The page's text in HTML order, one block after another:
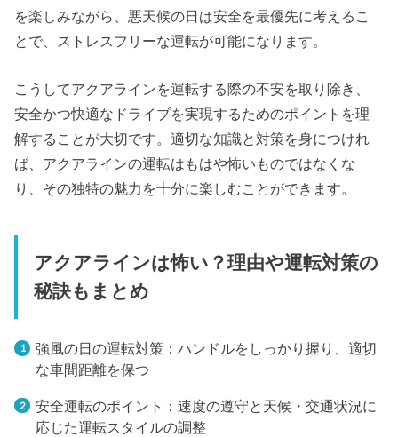
を楽しみながら、悪天候の日は安全を最優先に考えるこ
とで、ストレスフリーな運転が可能になります。
こうしてアクアラインを運転する際の不安を取り除き、
安全かつ快適なドライブを実現するためのポイントを理
解することが大切です。適切な知識と対策を身につけれ
ば、アクアラインの運転はもはや怖いものではなくな
り、その独特の魅力を十分に楽しむことができます。
アクアラインは怖い？理由や運転対策の
秘訣もまとめ
強風の日の運転対策：ハンドルをしっかり握り、適切
な車間距離を保つ
安全運転のポイント：速度の遵守と天候・交通状況に
応じた運転スタイルの調整